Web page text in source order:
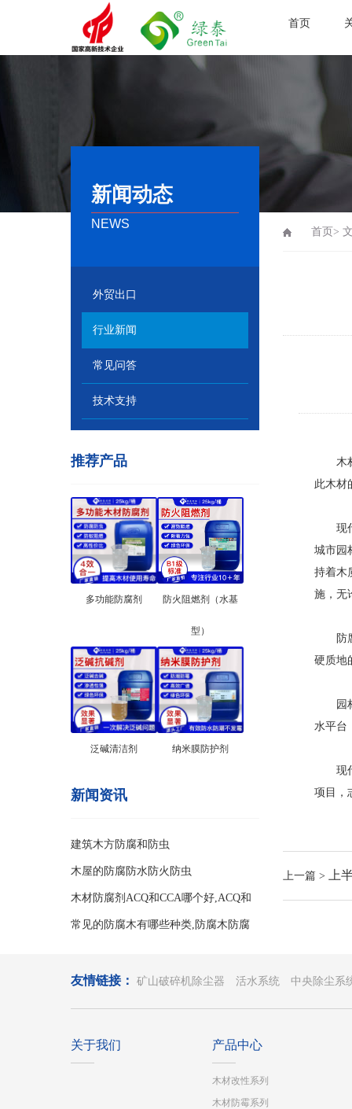
首页
新闻动态
NEWS
外贸出口
行业新闻
常见问答
技术支持
推荐产品
多功能防腐剂 防火阻燃剂（水基
型）
泛碱清洁剂 纳米膜防护剂
新闻资讯
建筑木方防腐和防虫
木屋的防腐防水防火防虫
木材防腐剂ACQ和CCA哪个好,ACQ和
CCA两种防腐剂的区别
常见的防腐木有哪些种类,防腐木防腐
首页>
木材
此木材
现代
城市园
持着木
施，无
防腐
硬质地
园林
水平台
现代
项目，
上一篇 > 上
友情链接： 矿山破碎机除尘器 活水系统 中央除尘系
关于我们 产品中心
木材改性系列
木材防霉系列